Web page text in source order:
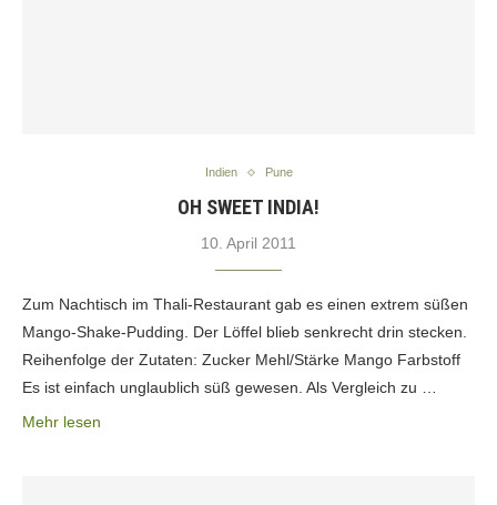
Indien Pune
OH SWEET INDIA!
10. April 2011
Zum Nachtisch im Thali-Restaurant gab es einen extrem süßen
Mango-Shake-Pudding. Der Löffel blieb senkrecht drin stecken.
Reihenfolge der Zutaten: Zucker Mehl/Stärke Mango Farbstoff
Es ist einfach unglaublich süß gewesen. Als Vergleich zu …
Mehr lesen